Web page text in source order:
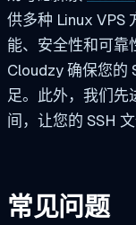
供多种 Linux VPS
能、安全性和可靠
Cloudzy 确保您的
足。此外，我们先
间，让您的 SSH
常见问题